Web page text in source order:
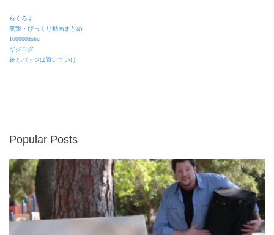
らぐろす
笑撃・びっくり動画まとめ
100000dobu
ギグログ
銃とバッジは置いていけ
Popular Posts